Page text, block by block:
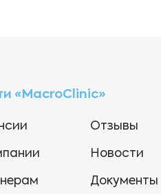
«MacroClinic»
Отзывы
Новости
Документы